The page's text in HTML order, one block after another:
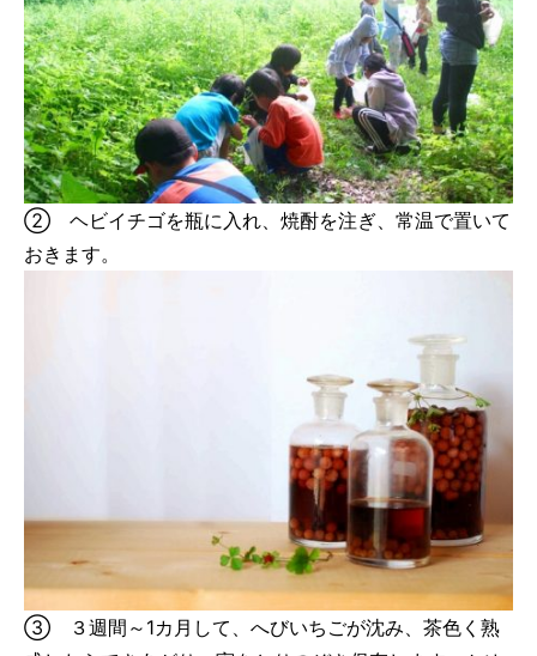
② ヘビイチゴを瓶に入れ、焼酎を注ぎ、常温で置いて
おきます。
③ ３週間～1カ月して、へびいちごが沈み、茶色く熟